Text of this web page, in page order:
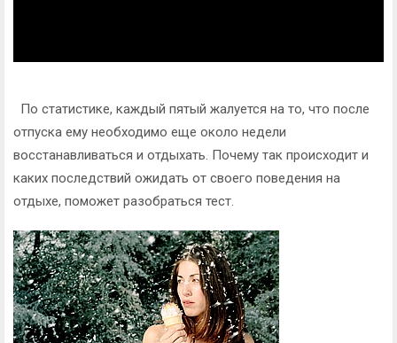
По статистике, каждый пятый жалуется на то, что после
отпуска ему необходимо еще около недели
восстанавливаться и отдыхать. Почему так происходит и
каких последствий ожидать от своего поведения на
отдыхе, поможет разобраться тест.